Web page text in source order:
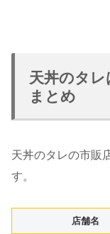
天丼のタ
まとめ
天丼のタレの市販
す。
店舗名